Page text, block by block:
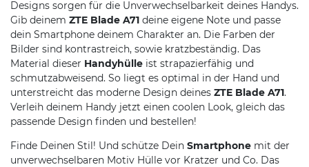
Designs sorgen für die Unverwechselbarkeit deines Handys.
Gib deinem ZTE Blade A71 deine eigene Note und passe
dein Smartphone deinem Charakter an. Die Farben der
Bilder sind kontrastreich, sowie kratzbeständig. Das
Material dieser Handyhülle ist strapazierfähig und
schmutzabweisend. So liegt es optimal in der Hand und
unterstreicht das moderne Design deines ZTE Blade A71.
Verleih deinem Handy jetzt einen coolen Look, gleich das
passende Design finden und bestellen!
Finde Deinen Stil! Und schütze Dein Smartphone mit der
unverwechselbaren Motiv Hülle vor Kratzer und Co. Das